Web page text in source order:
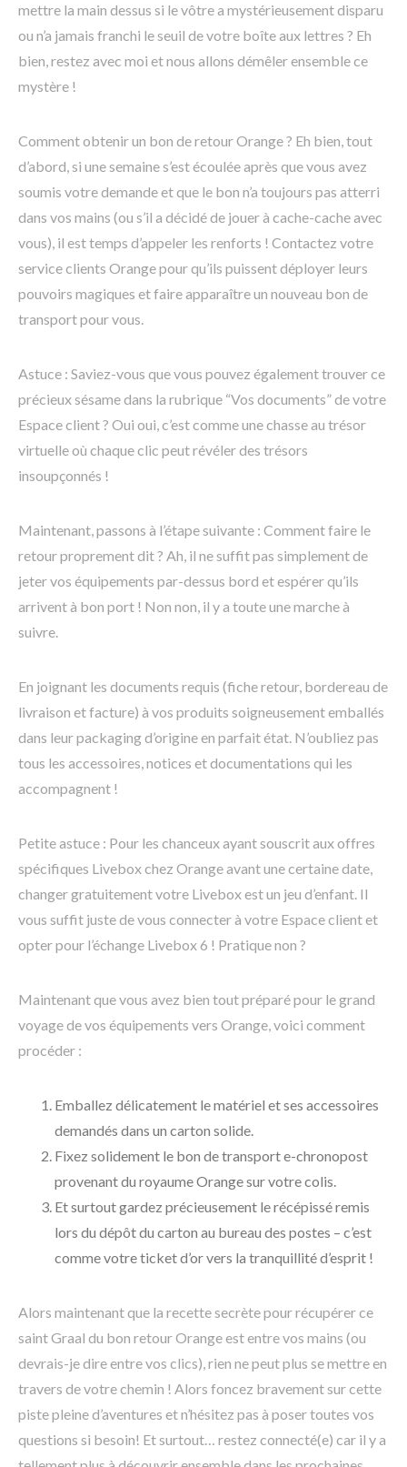
mettre la main dessus si le vôtre a mystérieusement disparu
ou n’a jamais franchi le seuil de votre boîte aux lettres ? Eh
bien, restez avec moi et nous allons démêler ensemble ce
mystère !
Comment obtenir un bon de retour Orange ? Eh bien, tout
d’abord, si une semaine s’est écoulée après que vous avez
soumis votre demande et que le bon n’a toujours pas atterri
dans vos mains (ou s’il a décidé de jouer à cache-cache avec
vous), il est temps d’appeler les renforts ! Contactez votre
service clients Orange pour qu’ils puissent déployer leurs
pouvoirs magiques et faire apparaître un nouveau bon de
transport pour vous.
Astuce : Saviez-vous que vous pouvez également trouver ce
précieux sésame dans la rubrique “Vos documents” de votre
Espace client ? Oui oui, c’est comme une chasse au trésor
virtuelle où chaque clic peut révéler des trésors
insoupçonnés !
Maintenant, passons à l’étape suivante : Comment faire le
retour proprement dit ? Ah, il ne suffit pas simplement de
jeter vos équipements par-dessus bord et espérer qu’ils
arrivent à bon port ! Non non, il y a toute une marche à
suivre.
En joignant les documents requis (fiche retour, bordereau de
livraison et facture) à vos produits soigneusement emballés
dans leur packaging d’origine en parfait état. N’oubliez pas
tous les accessoires, notices et documentations qui les
accompagnent !
Petite astuce : Pour les chanceux ayant souscrit aux offres
spécifiques Livebox chez Orange avant une certaine date,
changer gratuitement votre Livebox est un jeu d’enfant. Il
vous suffit juste de vous connecter à votre Espace client et
opter pour l’échange Livebox 6 ! Pratique non ?
Maintenant que vous avez bien tout préparé pour le grand
voyage de vos équipements vers Orange, voici comment
procéder :
Emballez délicatement le matériel et ses accessoires
demandés dans un carton solide.
Fixez solidement le bon de transport e-chronopost
provenant du royaume Orange sur votre colis.
Et surtout gardez précieusement le récépissé remis
lors du dépôt du carton au bureau des postes – c’est
comme votre ticket d’or vers la tranquillité d’esprit !
Alors maintenant que la recette secrète pour récupérer ce
saint Graal du bon retour Orange est entre vos mains (ou
devrais-je dire entre vos clics), rien ne peut plus se mettre en
travers de votre chemin ! Alors foncez bravement sur cette
piste pleine d’aventures et n’hésitez pas à poser toutes vos
questions si besoin! Et surtout… restez connecté(e) car il y a